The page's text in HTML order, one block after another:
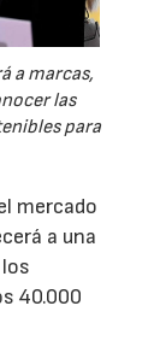
a marcas,
las
para
mercado
a una
40.000